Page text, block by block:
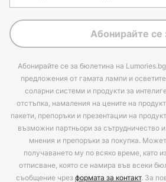
Абонирайте се
Абонирайте се за бюлетина на
предложения от гамата лампи и
соларни системи и продукти за
отстъпка, намаления на цените на
пакети, препоръки и презентации на
възможни партньори за сътрудничество
мнения и препоръки за покупка.
получаването му по всяко време, като
отписване, която се намира във всеки
съобщение чрезформата за контакт. За